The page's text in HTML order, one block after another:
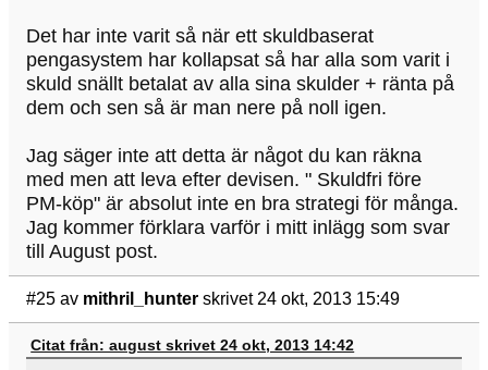
Det har inte varit så när ett skuldbaserat
pengasystem har kollapsat så har alla som varit i
skuld snällt betalat av alla sina skulder + ränta på
dem och sen så är man nere på noll igen.
Jag säger inte att detta är något du kan räkna
med men att leva efter devisen. " Skuldfri före
PM-köp" är absolut inte en bra strategi för många.
Jag kommer förklara varför i mitt inlägg som svar
till August post.
#25 av mithril_hunter skrivet 24 okt, 2013 15:49
Citat från: august skrivet 24 okt, 2013 14:42